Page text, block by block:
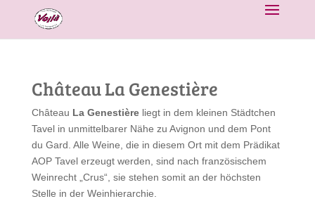
Château La Genestière
Château La Genestièreliegt in dem kleinen Städtchen
Tavel in unmittelbarer Nähe zu Avignon und dem Pont
du Gard. Alle Weine, die in diesem Ort mit dem Prädikat
AOP Tavel erzeugt werden, sind nach französischem
Weinrecht „Crus“, sie stehen somit an der höchsten
Stelle in der Weinhierarchie.